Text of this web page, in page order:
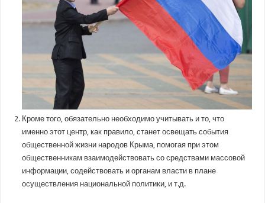
Кроме того, обязательно необходимо учитывать и то, что
именно этот центр, как правило, станет освещать события
общественной жизни народов Крыма, помогая при этом
общественникам взаимодействовать со средствами массовой
информации, содействовать и органам власти в плане
осуществления национальной политики, и т.д.